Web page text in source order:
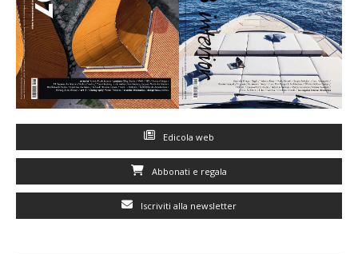
Edicola web
Abbonati e regala
Iscriviti alla newsletter